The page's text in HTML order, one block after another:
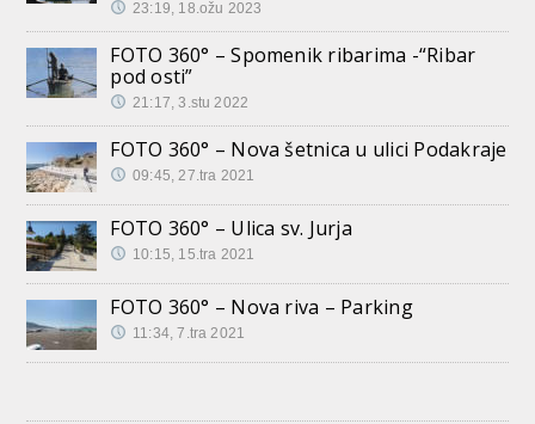
23:19, 18.ožu 2023
FOTO 360° – Spomenik ribarima -“Ribar
pod osti”
21:17, 3.stu 2022
FOTO 360° – Nova šetnica u ulici Podakraje
09:45, 27.tra 2021
FOTO 360° – Ulica sv. Jurja
10:15, 15.tra 2021
FOTO 360° – Nova riva – Parking
11:34, 7.tra 2021